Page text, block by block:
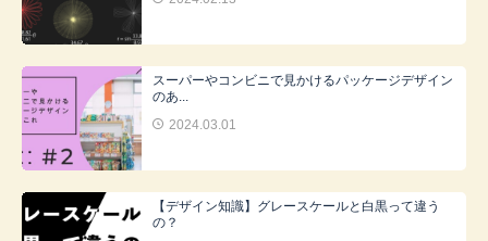
スーパーやコンビニで見かけるパッケージデザイン
のあ...
2024.03.01
【デザイン知識】グレースケールと白黒って違う
の？